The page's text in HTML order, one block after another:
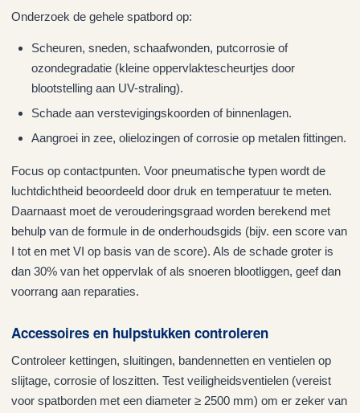
Onderzoek de gehele spatbord op:
Scheuren, sneden, schaafwonden, putcorrosie of
ozondegradatie (kleine oppervlaktescheurtjes door
blootstelling aan UV-straling).
Schade aan verstevigingskoorden of binnenlagen.
Aangroei in zee, olielozingen of corrosie op metalen fittingen.
Focus op contactpunten. Voor pneumatische typen wordt de
luchtdichtheid beoordeeld door druk en temperatuur te meten.
Daarnaast moet de verouderingsgraad worden berekend met
behulp van de formule in de onderhoudsgids (bijv. een score van
I tot en met VI op basis van de score). Als de schade groter is
dan 30% van het oppervlak of als snoeren blootliggen, geef dan
voorrang aan reparaties.
Accessoires en hulpstukken controleren
Controleer kettingen, sluitingen, bandennetten en ventielen op
slijtage, corrosie of loszitten. Test veiligheidsventielen (vereist
voor spatborden met een diameter ≥ 2500 mm) om er zeker van